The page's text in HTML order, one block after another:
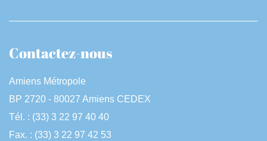
Contactez-nous
Amiens Métropole
BP 2720 - 80027 Amiens CEDEX
Tél. : (33) 3 22 97 40 40
Fax. : (33) 3 22 97 42 53